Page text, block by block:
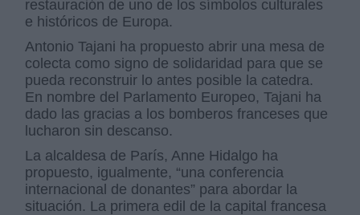
restauración de uno de los símbolos culturales
e históricos de Europa.
Antonio Tajani ha propuesto abrir una mesa de
colecta como signo de solidaridad para que se
pueda reconstruir lo antes posible la catedra.
En nombre del Parlamento Europeo, Tajani ha
dado las gracias a los bomberos franceses que
lucharon sin descanso.
La alcaldesa de París, Anne Hidalgo ha
propuesto, igualmente, “una conferencia
internacional de donantes” para abordar la
situación. La primera edil de la capital francesa